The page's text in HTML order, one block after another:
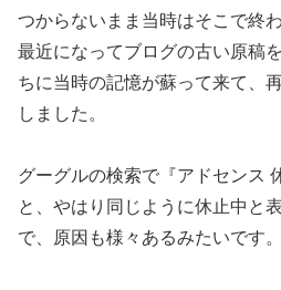
つからないまま当時はそこで終
最近になってブログの古い原稿
ちに当時の記憶が蘇って来て、
しました。
グーグルの検索で『アドセンス
と、やはり同じように休止中と
で、原因も様々あるみたいです。